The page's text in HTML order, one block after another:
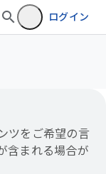
ログイン
ツをご希望の言
含まれる場合が